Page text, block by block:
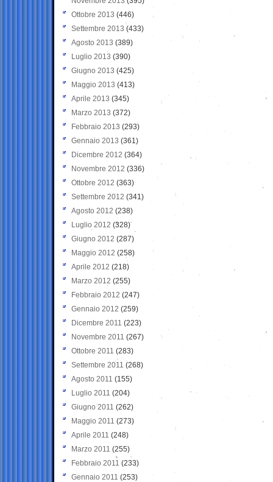
Ottobre 2013 (446)
Settembre 2013 (433)
Agosto 2013 (389)
Luglio 2013 (390)
Giugno 2013 (425)
Maggio 2013 (413)
Aprile 2013 (345)
Marzo 2013 (372)
Febbraio 2013 (293)
Gennaio 2013 (361)
Dicembre 2012 (364)
Novembre 2012 (336)
Ottobre 2012 (363)
Settembre 2012 (341)
Agosto 2012 (238)
Luglio 2012 (328)
Giugno 2012 (287)
Maggio 2012 (258)
Aprile 2012 (218)
Marzo 2012 (255)
Febbraio 2012 (247)
Gennaio 2012 (259)
Dicembre 2011 (223)
Novembre 2011 (267)
Ottobre 2011 (283)
Settembre 2011 (268)
Agosto 2011 (155)
Luglio 2011 (204)
Giugno 2011 (262)
Maggio 2011 (273)
Aprile 2011 (248)
Marzo 2011 (255)
Febbraio 2011 (233)
Gennaio 2011 (253)